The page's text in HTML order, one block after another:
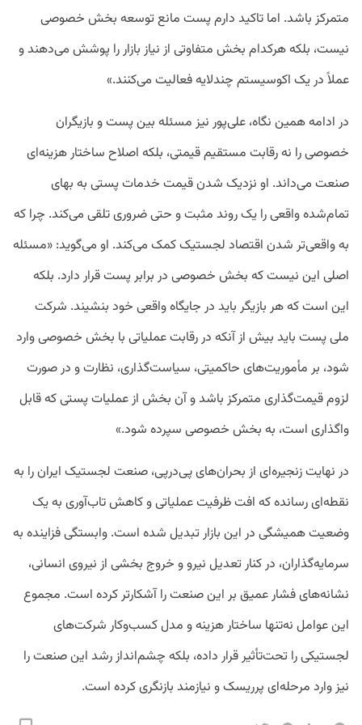
متمرکز باشد. اما تاکید دارم پست مانع توسعه بخش خصوصی
نیست، بلکه هرکدام بخش متفاوتی از نیاز بازار را پوشش می‌دهند و
عملاً در یک اکوسیستم چندلایه فعالیت می‌کنند.»
در ادامه همین نگاه، علی‌پور نیز مسئله بین پست و بازیگران
خصوصی را نه رقابت مستقیم قیمتی، بلکه اصلاح ساختار هزینه‌ای
صنعت می‌داند. او نزدیک شدن قیمت خدمات پستی به بهای
تمام‌شده واقعی را یک روند مثبت و حتی ضروری تلقی می‌کند. چرا که
به واقعی‌تر شدن اقتصاد لجستیک کمک می‌کند. او می‌گوید: «مسئله
اصلی این نیست که بخش خصوصی در برابر پست قرار دارد. بلکه
این است که هر بازیگر باید در جایگاه واقعی خود بنشیند. شرکت
ملی پست باید بیش از آنکه در رقابت عملیاتی با بخش خصوصی وارد
شود، بر مأموریت‌های حاکمیتی، سیاست‌گذاری، نظارت و در صورت
لزوم قیمت‌گذاری متمرکز باشد و آن بخش از عملیات پستی که قابل
واگذاری است، به بخش خصوصی سپرده شود.»
در نهایت زنجیره‌ای از بحران‌های پی‌درپی، صنعت لجستیک ایران را به
نقطه‌ای رسانده که افت ظرفیت عملیاتی و کاهش تاب‌آوری به یک
وضعیت همیشگی در این بازار تبدیل شده است. وابستگی فزاینده به
سرمایه‌گذاران، در کنار تعدیل نیرو و خروج بخشی از نیروی انسانی،
نشانه‌های فشار عمیق بر این صنعت را آشکارتر کرده است. مجموع
این عوامل نه‌تنها ساختار هزینه و مدل کسب‌وکار شرکت‌های
لجستیکی را تحت‌تأثیر قرار داده، بلکه چشم‌انداز رشد این صنعت را
نیز وارد مرحله‌ای پرریسک و نیازمند بازنگری کرده است.